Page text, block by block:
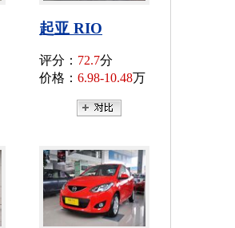
起亚 RIO
评分： 72.7分
价格： 6.98-10.48万